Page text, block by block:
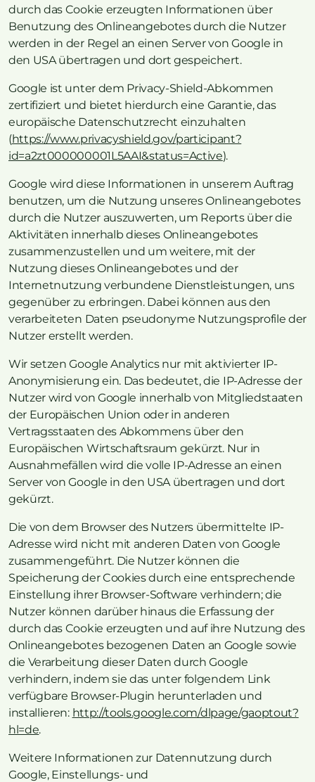
durch das Cookie erzeugten Informationen über
Benutzung des Onlineangebotes durch die Nutzer
werden in der Regel an einen Server von Google in
den USA übertragen und dort gespeichert.
Google ist unter dem Privacy-Shield-Abkommen
zertifiziert und bietet hierdurch eine Garantie, das
europäische Datenschutzrecht einzuhalten
(https://www.privacyshield.gov/participant?
id=a2zt000000001L5AAI&status=Active).
Google wird diese Informationen in unserem Auftrag
benutzen, um die Nutzung unseres Onlineangebotes
durch die Nutzer auszuwerten, um Reports über die
Aktivitäten innerhalb dieses Onlineangebotes
zusammenzustellen und um weitere, mit der
Nutzung dieses Onlineangebotes und der
Internetnutzung verbundene Dienstleistungen, uns
gegenüber zu erbringen. Dabei können aus den
verarbeiteten Daten pseudonyme Nutzungsprofile der
Nutzer erstellt werden.
Wir setzen Google Analytics nur mit aktivierter IP-
Anonymisierung ein. Das bedeutet, die IP-Adresse der
Nutzer wird von Google innerhalb von Mitgliedstaaten
der Europäischen Union oder in anderen
Vertragsstaaten des Abkommens über den
Europäischen Wirtschaftsraum gekürzt. Nur in
Ausnahmefällen wird die volle IP-Adresse an einen
Server von Google in den USA übertragen und dort
gekürzt.
Die von dem Browser des Nutzers übermittelte IP-
Adresse wird nicht mit anderen Daten von Google
zusammengeführt. Die Nutzer können die
Speicherung der Cookies durch eine entsprechende
Einstellung ihrer Browser-Software verhindern; die
Nutzer können darüber hinaus die Erfassung der
durch das Cookie erzeugten und auf ihre Nutzung des
Onlineangebotes bezogenen Daten an Google sowie
die Verarbeitung dieser Daten durch Google
verhindern, indem sie das unter folgendem Link
verfügbare Browser-Plugin herunterladen und
installieren: http://tools.google.com/dlpage/gaoptout?
hl=de.
Weitere Informationen zur Datennutzung durch
Google, Einstellungs- und